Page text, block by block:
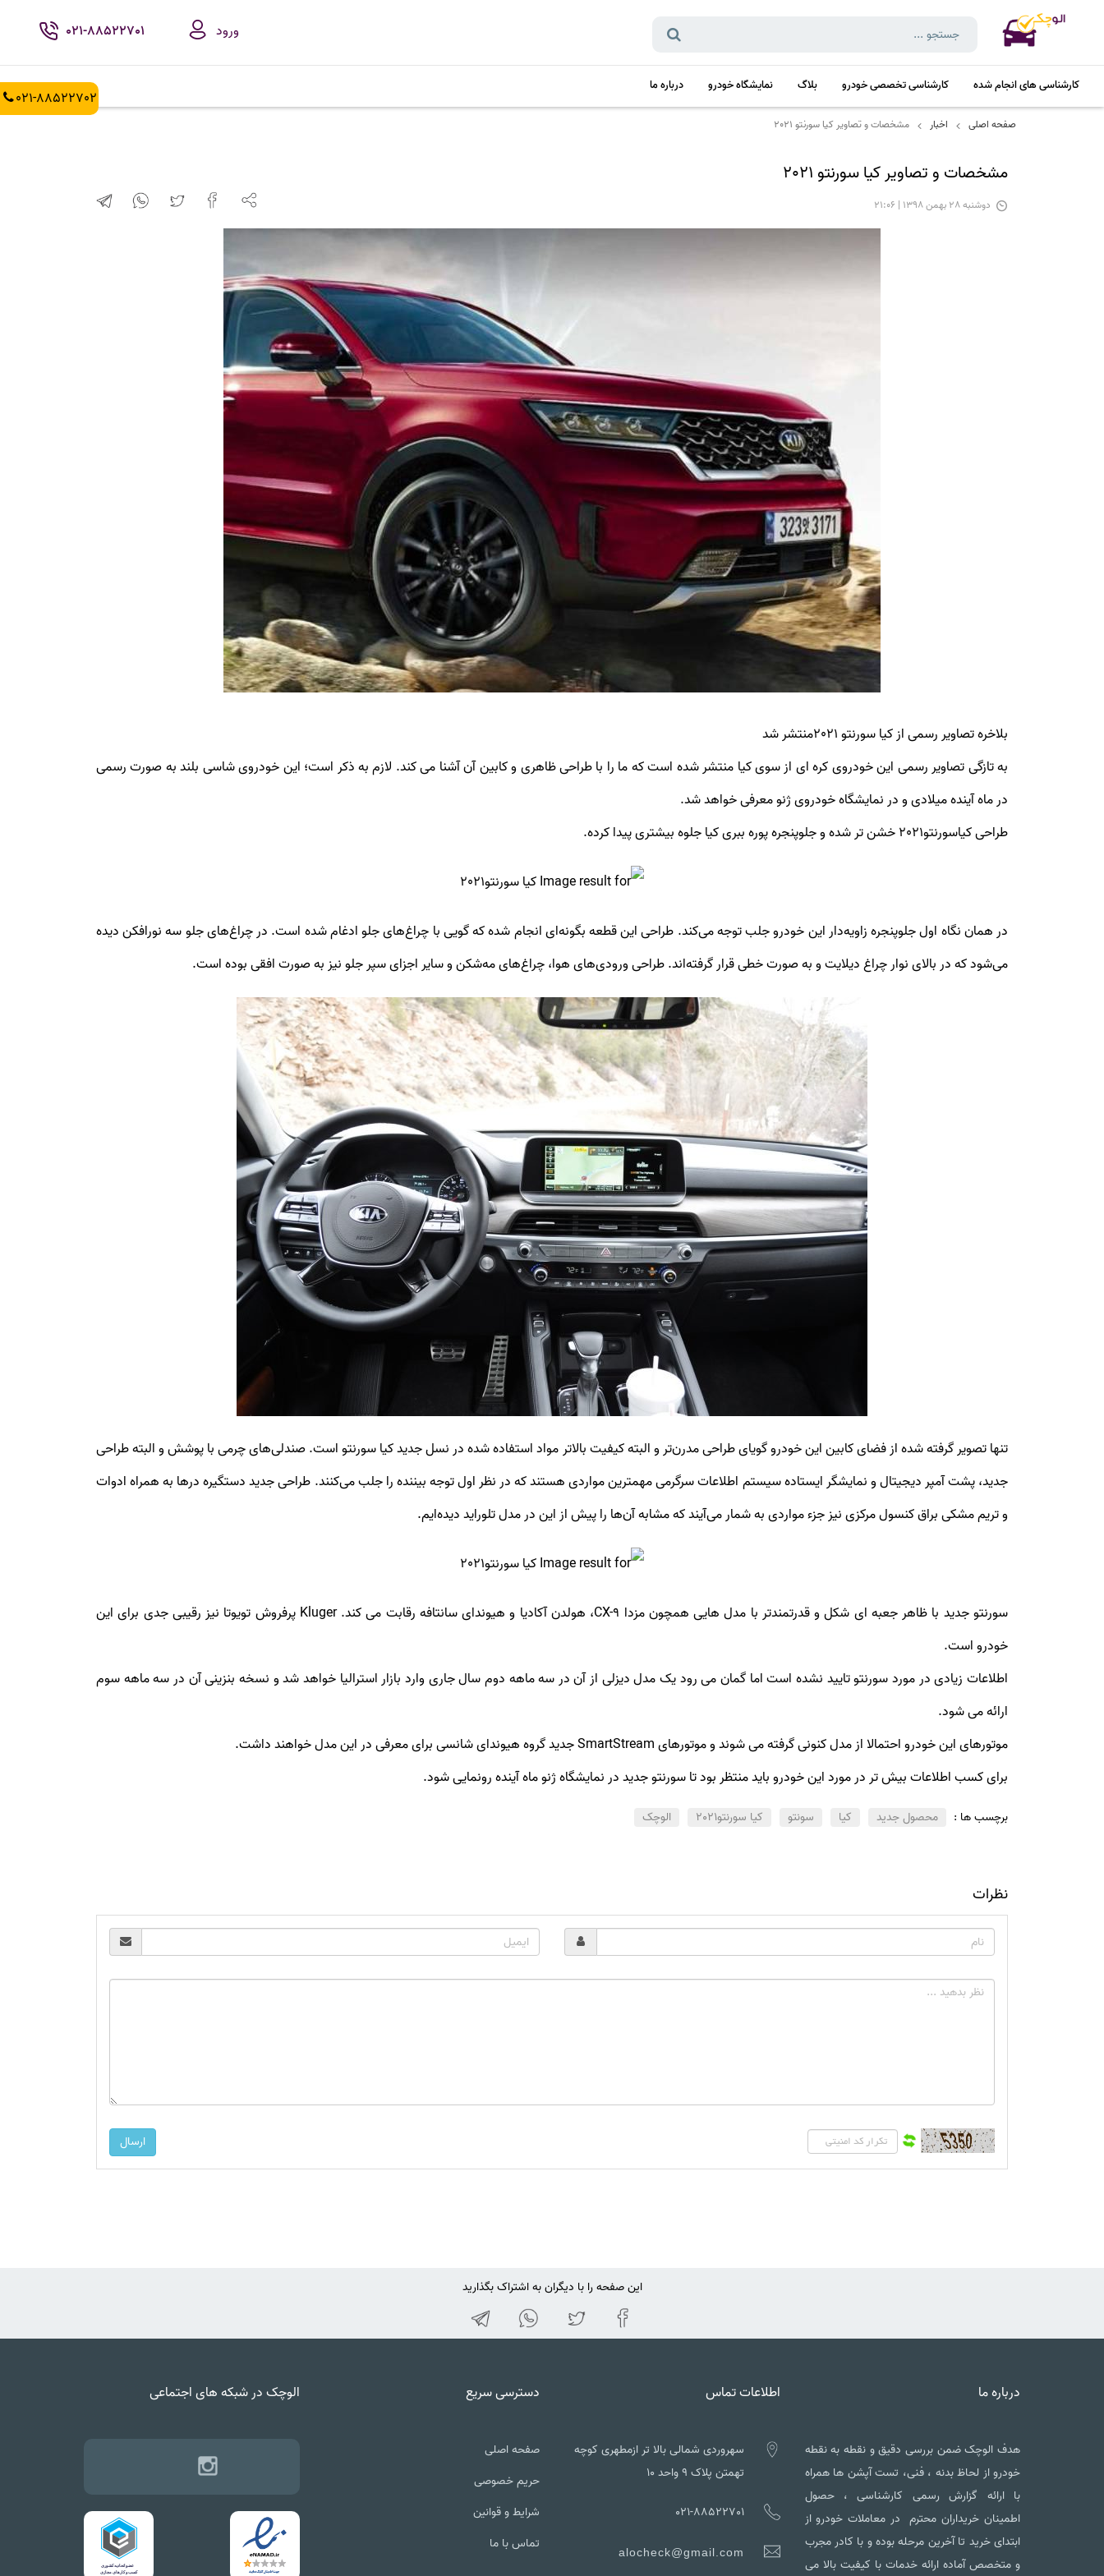
ورود 021-88522701
کارشناسی های انجام شده کارشناسی تخصصی خودرو بلاگ نمایشگاه خودرو درباره ما
021-88522702
صفحه اصلی اخبار مشخصات و تصاویر کیا سورنتو 2021
مشخصات و تصاویر کیا سورنتو 2021
دوشنبه 28 بهمن 1398 | 21:06
بلاخره تصاویر رسمی از کیا سورنتو 2021منتشر شد
به تازگی تصاویر رسمی این خودروی کره ای از سوی کیا منتشر شده است که ما را با طراحی ظاهری و کابین آن آشنا می کند. لازم به ذکر است؛ این خودروی شاسی بلند به صورت رسمی
در ماه آینده میلادی و در نمایشگاه خودروی ژنو معرفی خواهد شد.
طراحی کیاسورنتو2021 خشن تر شده و جلوپنجره پوره ببری کیا جلوه بیشتری پیدا کرده.
در همان نگاه اول جلوپنجره زاویه‌دار این خودرو جلب توجه می‌کند. طراحی این قطعه بگونه‌ای انجام شده که گویی با چراغ‌های جلو ادغام شده است. در چراغ‌های جلو سه نورافکن دیده
می‌شود که در بالای نوار چراغ دیلایت و به صورت خطی قرار گرفته‌اند. طراحی ورودی‌های هوا، چراغ‌های مه‌شکن و سایر اجزای سپر جلو نیز به صورت افقی بوده است.
تنها تصویر گرفته شده از فضای کابین این خودرو گویای طراحی مدرن‌تر و البته کیفیت بالاتر مواد استفاده شده در نسل جدید کیا سورنتو است. صندلی‌های چرمی با پوشش و البته طراحی
جدید، پشت آمپر دیجیتال و نمایشگر ایستاده سیستم اطلاعات سرگرمی مهمترین مواردی هستند که در نظر اول توجه بیننده را جلب می‌کنند. طراحی جدید دستگیره درها به همراه ادوات
و تریم مشکی براق کنسول مرکزی نیز جزء مواردی به شمار می‌آیند که مشابه آن‌ها را پیش از این در مدل تلوراید دیده‌ایم.
سورنتو جدید با ظاهر جعبه ای شکل و قدرتمندتر با مدل هایی همچون مزدا CX-9، هولدن آکادیا و هیوندای سانتافه رقابت می کند. Kluger پرفروش تویوتا نیز رقیبی جدی برای این
خودرو است.
اطلاعات زیادی در مورد سورنتو تایید نشده است اما گمان می رود یک مدل دیزلی از آن در سه ماهه دوم سال جاری وارد بازار استرالیا خواهد شد و نسخه بنزینی آن در سه ماهه سوم
ارائه می شود.
موتورهای این خودرو احتمالا از مدل کنونی گرفته می شوند و موتورهای SmartStream جدید گروه هیوندای شانسی برای معرفی در این مدل خواهند داشت.
برای کسب اطلاعات بیش تر در مورد این خودرو باید منتظر بود تا سورنتو جدید در نمایشگاه ژنو ماه آینده رونمایی شود.
برچسب ها : محصول جدید کیا سونتو کیا سورنتو2021 الوچک
نظرات
این صفحه را با دیگران به اشتراک بگذارید
درباره ما
هدف الوچک ضمن بررسی دقیق و نقطه به نقطه
خودرو از لحاظ بدنه ، فنی، تست آپشن ها همراه
با ارائه گزارش رسمی کارشناسی ، حصول
اطمینان خریداران محترم در معاملات خودرو از
ابتدای خرید تا آخرین مرحله بوده و با کادر مجرب
و متخصص آماده ارائه خدمات با کیفیت بالا می
اطلاعات تماس
سهروردی شمالی بالا تر ازمطهری کوچه
تهمتن پلاک ۹ واحد ۱۰
021-88522701
alocheck@gmail.com
دسترسی سریع
صفحه اصلی
حریم خصوصی
شرایط و قوانین
تماس با ما
الوچک در شبکه های اجتماعی